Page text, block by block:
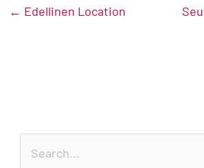
← Edellinen Location